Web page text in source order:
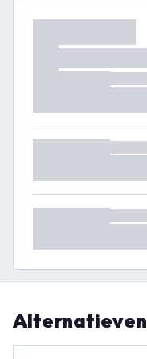
Alternatieven